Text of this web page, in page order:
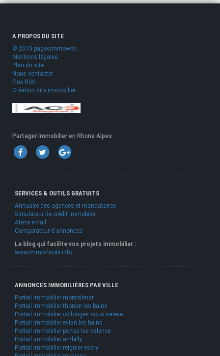
A PROPOS DU SITE
© 2015 pagesimmoweb
Mentions légales
Plan du site
Nous contacter
Flux RSS
Création site immobilier
Partager Immobilier en Rhone Alpes
SERVICES & OUTILS GRATUITS
Annuaire des agences et mandataires
Simulateur de crédit immobilier
Alerte email
Comparateur d'annonces
Le blog qui facilite vos projets immobilier :
www.immo-facile.info
ANNONCES IMMOBILIÈRES PAR VILLE
Portail immobilier montelimar
Portail immobilier thonon les bains
Portail immobilier collonges sous saleve
Portail immobilier evian les bains
Portail immobilier portes les valence
Portail immobilier ambilly
Portail immobilier reignier esery